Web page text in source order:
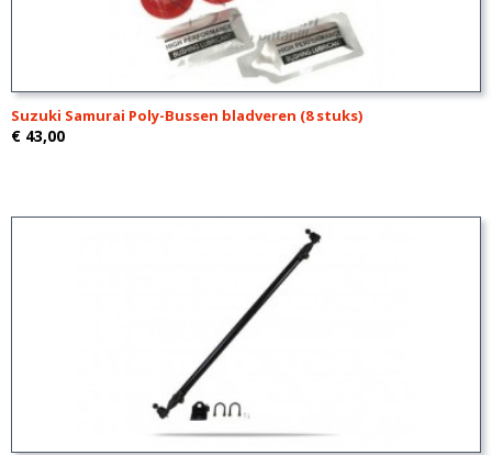
Suzuki Samurai Poly-Bussen bladveren (8 stuks)
€ 43,00